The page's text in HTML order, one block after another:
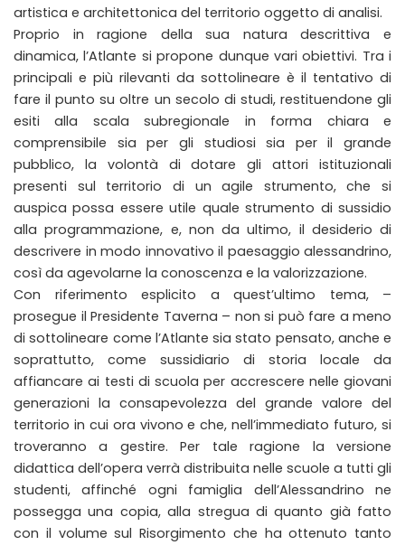
artistica e architettonica del territorio oggetto di analisi.
Proprio in ragione della sua natura descrittiva e
dinamica, l’Atlante si propone dunque vari obiettivi. Tra i
principali e più rilevanti da sottolineare è il tentativo di
fare il punto su oltre un secolo di studi, restituendone gli
esiti alla scala subregionale in forma chiara e
comprensibile sia per gli studiosi sia per il grande
pubblico, la volontà di dotare gli attori istituzionali
presenti sul territorio di un agile strumento, che si
auspica possa essere utile quale strumento di sussidio
alla programmazione, e, non da ultimo, il desiderio di
descrivere in modo innovativo il paesaggio alessandrino,
così da agevolarne la conoscenza e la valorizzazione.
Con riferimento esplicito a quest’ultimo tema, –
prosegue il Presidente Taverna – non si può fare a meno
di sottolineare come l’Atlante sia stato pensato, anche e
soprattutto, come sussidiario di storia locale da
affiancare ai testi di scuola per accrescere nelle giovani
generazioni la consapevolezza del grande valore del
territorio in cui ora vivono e che, nell’immediato futuro, si
troveranno a gestire. Per tale ragione la versione
didattica dell’opera verrà distribuita nelle scuole a tutti gli
studenti, affinché ogni famiglia dell’Alessandrino ne
possegga una copia, alla stregua di quanto già fatto
con il volume sul Risorgimento che ha ottenuto tanto